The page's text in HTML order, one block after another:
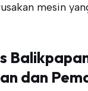
mesin
dan